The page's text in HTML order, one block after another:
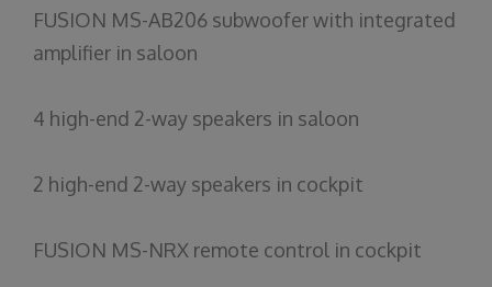
FUSION MS-AB206 subwooferwith integrated
amplifier in saloon
4 high-end 2-way speakers in saloon
2 high-end 2-way speakers in cockpit
FUSION MS-NRX remote control in cockpit